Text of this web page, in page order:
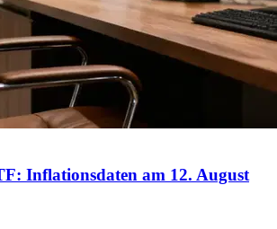
Inflationsdaten am 12. August